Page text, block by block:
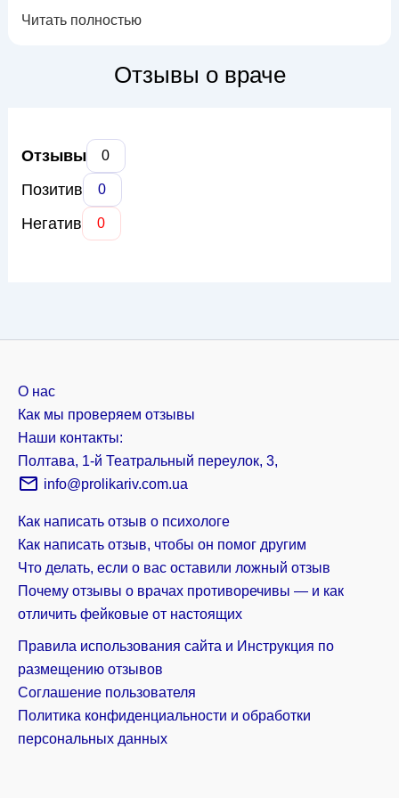
глаукому, заболевания сетчатки (макулярная дегенерация,
современное диагностическое оборуд...
Читать полностью
Отзывы о враче
Отзывы 0
Позитив 0
Негатив 0
О нас
Как мы проверяем отзывы
Наши контакты:
Полтава, 1-й Театральный переулок, 3,
info@prolikariv.com.ua
Как написать отзыв о психологе
Как написать отзыв, чтобы он помог другим
Что делать, если о вас оставили ложный отзыв
Почему отзывы о врачах противоречивы — и как
отличить фейковые от настоящих
Правила использования сайта и Инструкция по
размещению отзывов
Соглашение пользователя
Политика конфиденциальности и обработки
персональных данных